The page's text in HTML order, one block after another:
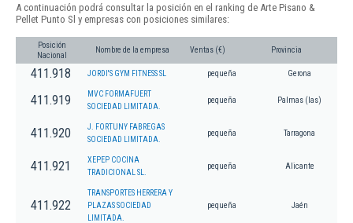
A continuación podrá consultar la posición en el ranking de Arte Pisano &
Pellet Punto Sl y empresas con posiciones similares:
Posición
Nacional
Nombre de la empresa Ventas (€) Provincia
411.918 JORDI'S GYM FITNESS SL pequeña Gerona
411.919
MVC FORMAFUERT
SOCIEDAD LIMITADA.
pequeña Palmas (las)
411.920
J. FORTUNY FABREGAS
SOCIEDAD LIMITADA.
pequeña Tarragona
411.921
XEPEP COCINA
TRADICIONAL SL.
pequeña Alicante
411.922
TRANSPORTES HERRERA Y
PLAZAS SOCIEDAD
LIMITADA.
pequeña Jaén